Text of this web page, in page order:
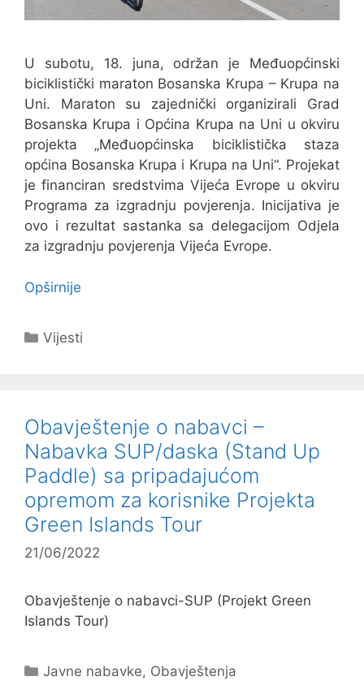
U subotu, 18. juna, održan je Međuopćinski
biciklistički maraton Bosanska Krupa – Krupa na
Uni. Maraton su zajednički organizirali Grad
Bosanska Krupa i Općina Krupa na Uni u okviru
projekta „Međuopćinska biciklistička staza
općina Bosanska Krupa i Krupa na Uni“. Projekat
je financiran sredstvima Vijeća Evrope u okviru
Programa za izgradnju povjerenja. Inicijativa je
ovo i rezultat sastanka sa delegacijom Odjela
za izgradnju povjerenja Vijeća Evrope.
Opširnije
Kategorije
Vijesti
Obavještenje o nabavci –
Nabavka SUP/daska (Stand Up
Paddle) sa pripadajućom
opremom za korisnike Projekta
Green Islands Tour
21/06/2022
Obavještenje o nabavci-SUP (Projekt Green
Islands Tour)
Kategorije
Javne nabavke, Obavještenja